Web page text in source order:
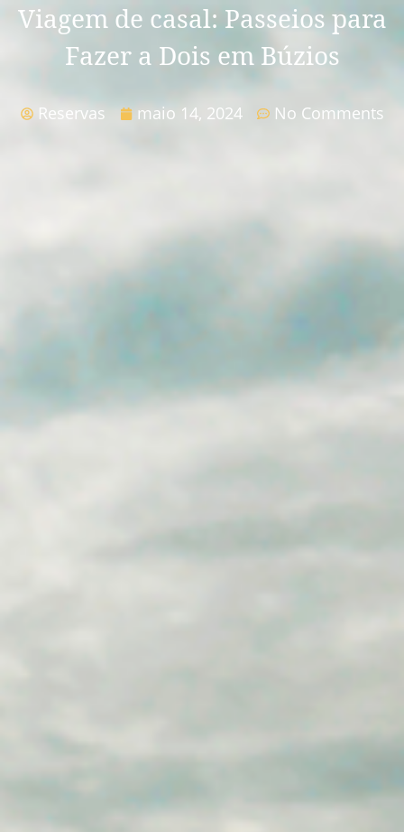
Viagem de casal: Passeios para
Fazer a Dois em Búzios
Reservas maio 14, 2024 No Comments